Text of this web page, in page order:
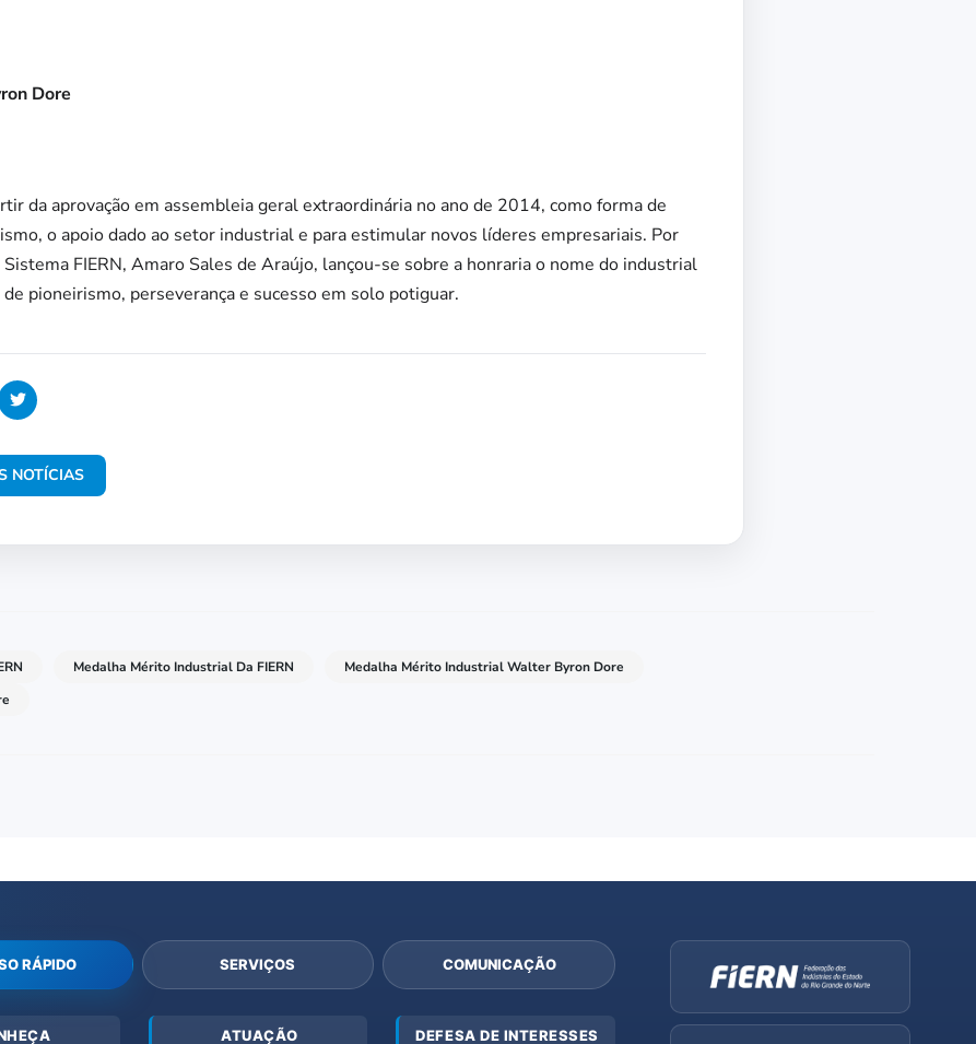
Dore
da aprovação em assembleia geral extraordinária no ano de 2014, como forma de
o apoio dado ao setor industrial e para estimular novos líderes empresariais. Por
FIERN, Amaro Sales de Araújo, lançou-se sobre a honraria o nome do industrial
pioneirismo, perseverança e sucesso em solo potiguar.
NOTÍCIAS
Medalha Mérito Industrial Da FIERN
Medalha Mérito Industrial Walter Byron Dore
RÁPIDO SERVIÇOS COMUNICAÇÃO
ATUAÇÃO DEFESA DE INTERESSES